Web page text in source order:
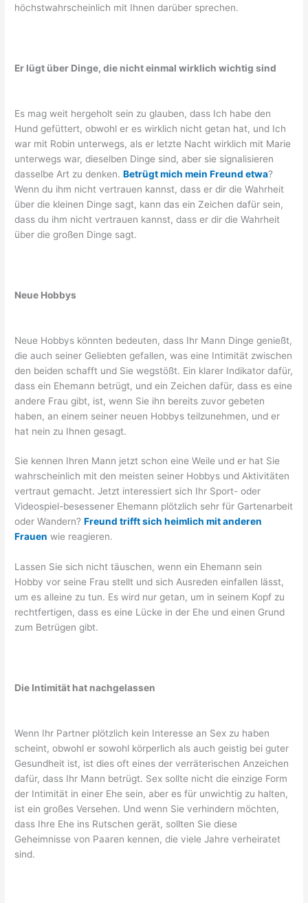
höchstwahrscheinlich mit Ihnen darüber sprechen.
Er lügt über Dinge, die nicht einmal wirklich wichtig sind
Es mag weit hergeholt sein zu glauben, dass Ich habe den
Hund gefüttert, obwohl er es wirklich nicht getan hat, und Ich
war mit Robin unterwegs, als er letzte Nacht wirklich mit Marie
unterwegs war, dieselben Dinge sind, aber sie signalisieren
dasselbe Art zu denken.Betrügt mich mein Freund etwa?
Wenn du ihm nicht vertrauen kannst, dass er dir die Wahrheit
über die kleinen Dinge sagt, kann das ein Zeichen dafür sein,
dass du ihm nicht vertrauen kannst, dass er dir die Wahrheit
über die großen Dinge sagt.
Neue Hobbys
Neue Hobbys könnten bedeuten, dass Ihr Mann Dinge genießt,
die auch seiner Geliebten gefallen, was eine Intimität zwischen
den beiden schafft und Sie wegstößt. Ein klarer Indikator dafür,
dass ein Ehemann betrügt, und ein Zeichen dafür, dass es eine
andere Frau gibt, ist, wenn Sie ihn bereits zuvor gebeten
haben, an einem seiner neuen Hobbys teilzunehmen, und er
hat nein zu Ihnen gesagt.
Sie kennen Ihren Mann jetzt schon eine Weile und er hat Sie
wahrscheinlich mit den meisten seiner Hobbys und Aktivitäten
vertraut gemacht. Jetzt interessiert sich Ihr Sport- oder
Videospiel-besessener Ehemann plötzlich sehr für Gartenarbeit
oder Wandern?Freund trifft sich heimlich mit anderen
Frauen wie reagieren.
Lassen Sie sich nicht täuschen, wenn ein Ehemann sein
Hobby vor seine Frau stellt und sich Ausreden einfallen lässt,
um es alleine zu tun. Es wird nur getan, um in seinem Kopf zu
rechtfertigen, dass es eine Lücke in der Ehe und einen Grund
zum Betrügen gibt.
Die Intimität hat nachgelassen
Wenn Ihr Partner plötzlich kein Interesse an Sex zu haben
scheint, obwohl er sowohl körperlich als auch geistig bei guter
Gesundheit ist, ist dies oft eines der verräterischen Anzeichen
dafür, dass Ihr Mann betrügt. Sex sollte nicht die einzige Form
der Intimität in einer Ehe sein, aber es für unwichtig zu halten,
ist ein großes Versehen. Und wenn Sie verhindern möchten,
dass Ihre Ehe ins Rutschen gerät, sollten Sie diese
Geheimnisse von Paaren kennen, die viele Jahre verheiratet
sind.